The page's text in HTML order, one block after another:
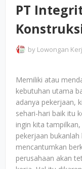
PT
by Lowongan
Memiliki atau
kebutuhan utama
adanya pekerjaan,
sehari-hari baik itu
ingin kita
pekerjaan
mencantumkan
perusahaan akan